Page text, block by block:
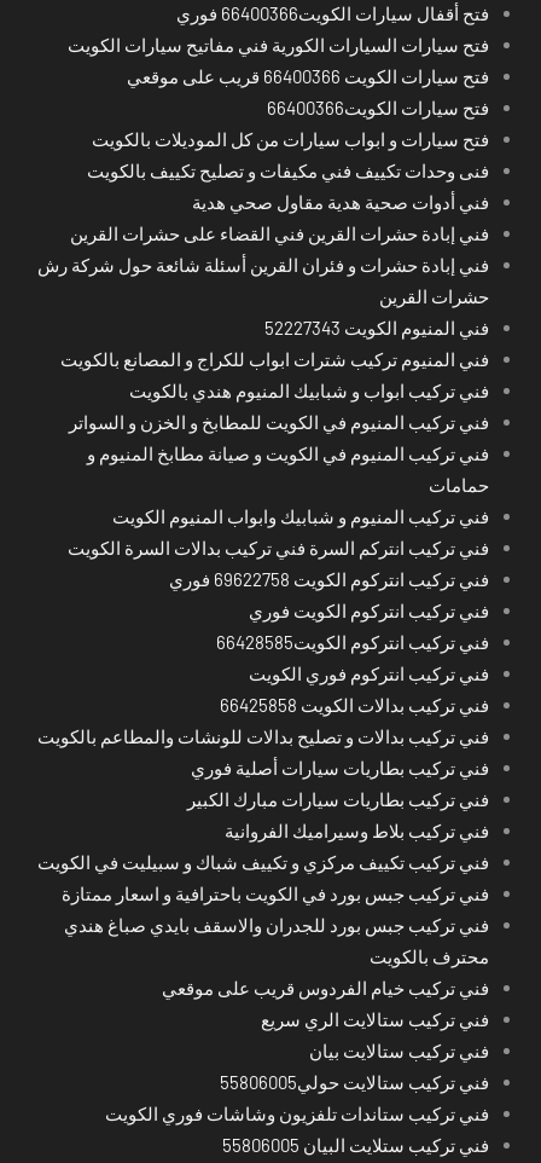
فتح أقفال سيارات الكويت66400366 فوري
فتح سيارات السيارات الكورية فني مفاتيح سيارات الكويت
فتح سيارات الكويت 66400366 قريب على موقعي
فتح سيارات الكويت66400366
فتح سيارات و ابواب سيارات من كل الموديلات بالكويت
فنى وحدات تكييف فني مكيفات و تصليح تكييف بالكويت
فني أدوات صحية هدية مقاول صحي هدية
فني إبادة حشرات القرين فني القضاء على حشرات القرين
فني إبادة حشرات و فئران القرين أسئلة شائعة حول شركة رش
حشرات القرين
فني المنيوم الكويت 52227343
فني المنيوم تركيب شترات ابواب للكراج و المصانع بالكويت
فني تركيب ابواب و شبابيك المنيوم هندي بالكويت
فني تركيب المنيوم في الكويت للمطابخ و الخزن و السواتر
فني تركيب المنيوم في الكويت و صيانة مطابخ المنيوم و
حمامات
فني تركيب المنيوم و شبابيك وابواب المنيوم الكويت
فني تركيب انتركم السرة فني تركيب بدالات السرة الكويت
فني تركيب انتركوم الكويت 69622758 فوري
فني تركيب انتركوم الكويت فوري
فني تركيب انتركوم الكويت66428585
فني تركيب انتركوم فوري الكويت
فني تركيب بدالات الكويت 66425858
فني تركيب بدالات و تصليح بدالات للونشات والمطاعم بالكويت
فني تركيب بطاريات سيارات أصلية فوري
فني تركيب بطاريات سيارات مبارك الكبير
فني تركيب بلاط وسيراميك الفروانية
فني تركيب تكييف مركزي و تكييف شباك و سبيليت في الكويت
فني تركيب جبس بورد في الكويت باحترافية و اسعار ممتازة
فني تركيب جبس بورد للجدران والاسقف بايدي صباغ هندي
محترف بالكويت
فني تركيب خيام الفردوس قريب على موقعي
فني تركيب ستالايت الري سريع
فني تركيب ستالايت بيان
فني تركيب ستالايت حولي55806005
فني تركيب ستاندات تلفزيون وشاشات فوري الكويت
فني تركيب ستلايت البيان 55806005